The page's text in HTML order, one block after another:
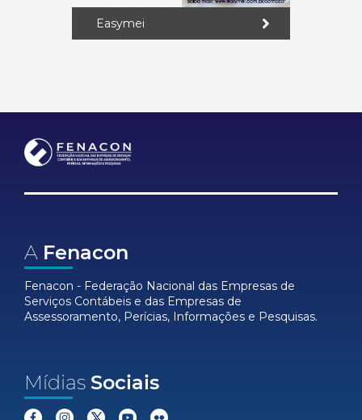
Easymei
A Fenacon
Fenacon - Federação Nacional das Empresas de
Serviços Contábeis e das Empresas de
Assessoramento, Perícias, Informações e Pesquisas.
Mídias Sociais